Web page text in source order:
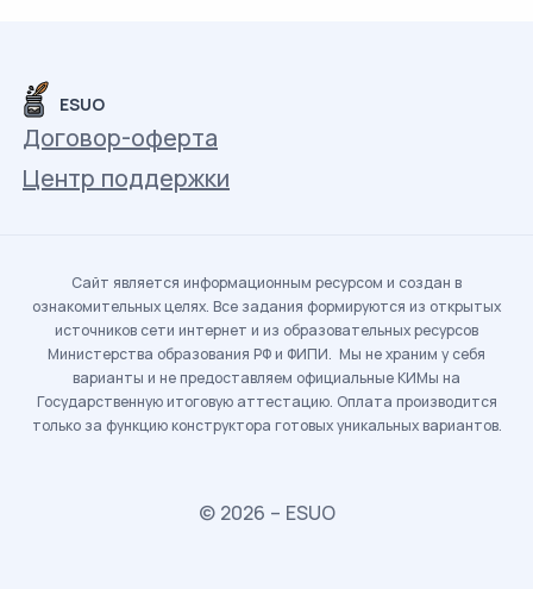
ESUO
Договор-оферта
Центр поддержки
Сайт является информационным ресурсом и создан в
ознакомительных целях. Все задания формируются из открытых
источников сети интернет и из образовательных ресурсов
Министерства образования РФ и ФИПИ. Мы не храним у себя
варианты и не предоставляем официальные КИМы на
Государственную итоговую аттестацию. Оплата производится
только за функцию конструктора готовых уникальных вариантов.
© 2026 – ESUO